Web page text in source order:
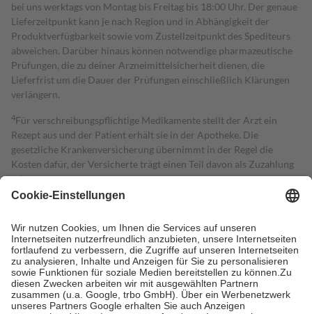
bei uns werktags von Montag bis Freitag bis 18:00 Uhr. Der genaue
Lieferzeitpunkt kann je nach Region und in Abhängigkeit der
Produktverfügbarkeit sowie vom Zustellzeitpunkt des Spediteurs
abweichen. Darüber hinaus können notwendige pharmazeutische
Prüfungen, die zu deiner Arzneimittelsicherheit dienen, die
Lieferfrist um die Dauer der Prüfungen einschließlich Klärungen
verlängern.
4Für verschreibungspflichtige Medikamente stellt der Arzt ein
Rezept aus und der Patient erhält sie in der Apotheke. Die
gesetzliche Krankenversicherung übernimmt in der Regel die
Kosten dafür, der Versicherte trägt einen Teil davon als Zuzahlung
mit.
Grundsätzlich leisten Mitglieder Zuzahlungen in Höhe von zehn
höchstens zehn Euro.
Es sind jedoch nie mehr als die tatsächlichen
Kosten der Leistung zu entrichten.
Diese Regeln gelten grundsätzlich auch für Online-Apotheken.
Bei Heilmitteln und häuslicher Krankenpflege beträgt die
Zuzahlung zehn Prozent der Kosten sowie zehn Euro je
Verordnung.
Um das Engagement der Versicherten für ihre eigene Gesundheit zu